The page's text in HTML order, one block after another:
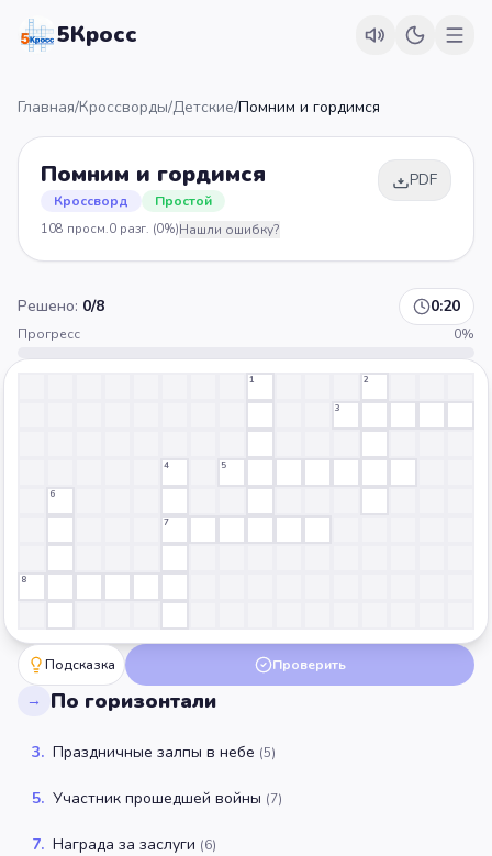
5Кросс
Главная/Кроссворды/Детские/Помним и гордимся
Помним и гордимся
Кроссворд Простой
PDF
108 просм.0 разг. (0%)Нашли ошибку?
Решено: 0/8 0:20
Прогресс 0%
1 2
3
4 5
6
7
8
Подсказка Проверить
→ По горизонтали
3. Праздничные залпы в небе (5)
5. Участник прошедшей войны (7)
7. Награда за заслуги (6)